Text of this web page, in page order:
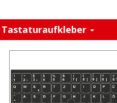
Tastaturaufkleber